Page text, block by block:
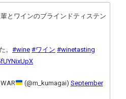
とワインのブラインドティステン
。 #wine #ワイン #winetasting
(@m_kumagai) September